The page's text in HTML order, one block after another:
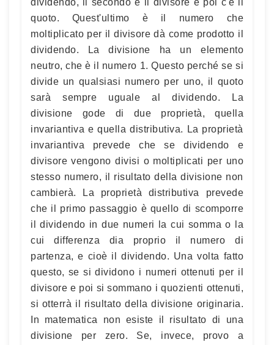
dividendo, il secondo è il divisore e poi c'è il
quoto. Quest'ultimo è il numero che
moltiplicato per il divisore dà come prodotto il
dividendo. La divisione ha un elemento
neutro, che è il numero 1. Questo perché se si
divide un qualsiasi numero per uno, il quoto
sarà sempre uguale al dividendo. La
divisione gode di due proprietà, quella
invariantiva e quella distributiva. La proprietà
invariantiva prevede che se dividendo e
divisore vengono divisi o moltiplicati per uno
stesso numero, il risultato della divisione non
cambierà. La proprietà distributiva prevede
che il primo passaggio è quello di scomporre
il dividendo in due numeri la cui somma o la
cui differenza dia proprio il numero di
partenza, e cioè il dividendo. Una volta fatto
questo, se si dividono i numeri ottenuti per il
divisore e poi si sommano i quozienti ottenuti,
si otterrà il risultato della divisione originaria.
In matematica non esiste il risultato di una
divisione per zero. Se, invece, provo a